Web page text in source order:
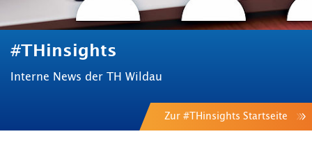
#THinsights
Interne News der TH Wildau
Zur #THinsights Startseite